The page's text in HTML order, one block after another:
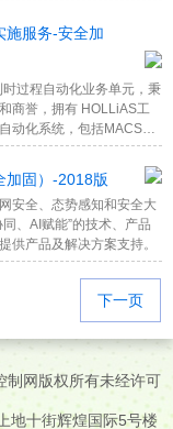
、文教、交通、能源、金
施服务-安全加
过程自动化业务单元，秉
商誉，拥有 HOLLiAS工
动化系统，包括MACS系
器PLC，面向装备制造业
加固）-2018版
安全、态势感知和安全大
、AI赋能”的技术、产品
供产品及解决方案支持。
下一页
网版权所有未经许可
地十街辉煌国际5号楼